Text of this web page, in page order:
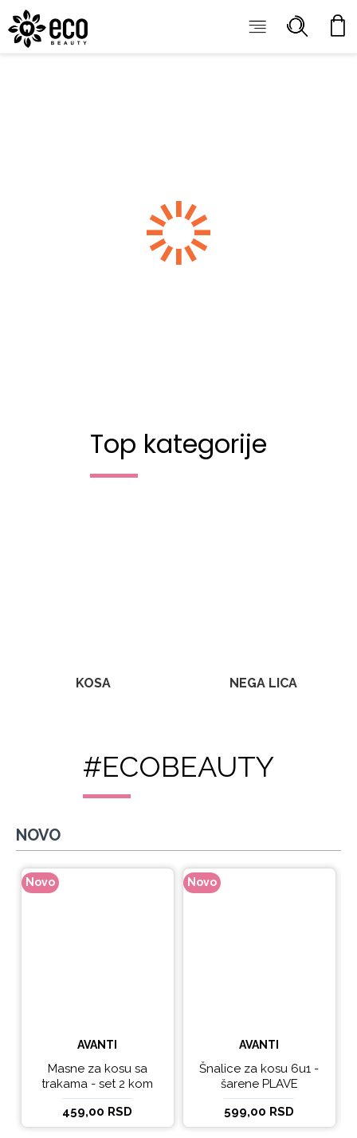
ECOBEAUTY
Top kategorije
KOSA NEGA LICA
#ECOBEAUTY
NOVO
Novo
AVANTI
Masne za kosu sa
trakama - set 2 kom
459,00 RSD
Novo
AVANTI
Šnalice za kosu 6u1 -
šarene PLAVE
599,00 RSD